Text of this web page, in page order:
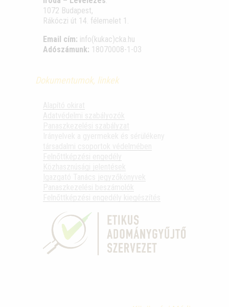
1072 Budapest,
Rákóczi út 14. félemelet 1.
Email cím: info(kukac)cka.hu
Adószámunk: 18070008-1-03
Dokumentumok, linkek